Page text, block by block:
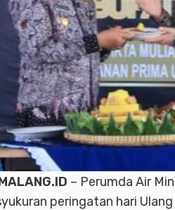
– Perumda Air
peringatan hari